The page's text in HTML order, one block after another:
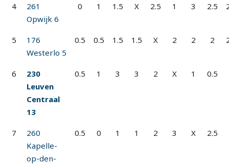
4
261
Opwijk 6
0 1 1.5 X 2.5 1 3 2.5
5
176
Westerlo 5
0.5 0.5 1.5 1.5 X 2 2 2
6
230
Leuven
Centraal
13
0.5 1 3 3 2 X 1 0.5
7
260
Kapelle-
op-den-
0.5 0 1 1 2 3 X 2.5